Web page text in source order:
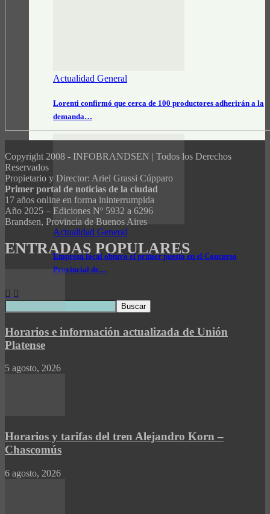
Actualidad General
Lorenti confirmó que cerca de 100 productores adherirán a la
demanda…
Actualidad General
Empresa local obtuvo el primer puesto en el Concurso
Provincial de…
Copyright 2008 - INFOBRANDSEN | Todos los Derechos
Reservados
Propietario y Director: Ariel Grassi Cúpparo
Primer portal de noticias de la ciudad
17 años online en forma ininterrumpida
Año 2025 – Ediciones Nº 5932 a 6296
Brandsen, Provincia de Buenos Aires
ENTRADAS POPULARES
Horarios e información actualizada de Unión
Platense
5 agosto, 2026
Horarios y tarifas del tren Alejandro Korn –
Chascomús
6 agosto, 2026